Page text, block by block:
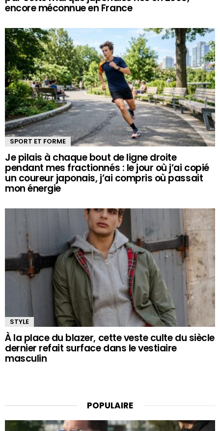
encore méconnue en France
SPORT ET FORME
Je pilais à chaque bout de ligne droite
pendant mes fractionnés : le jour où j’ai copié
un coureur japonais, j’ai compris où passait
mon énergie
STYLE
À la place du blazer, cette veste culte du siècle
dernier refait surface dans le vestiaire
masculin
POPULAIRE